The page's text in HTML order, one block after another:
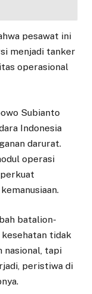
pesawat ini
menjadi tanker
operasional
Subianto
Indonesia
darurat.
operasi
batalion-
tidak
nasional, tapi
peristiwa di